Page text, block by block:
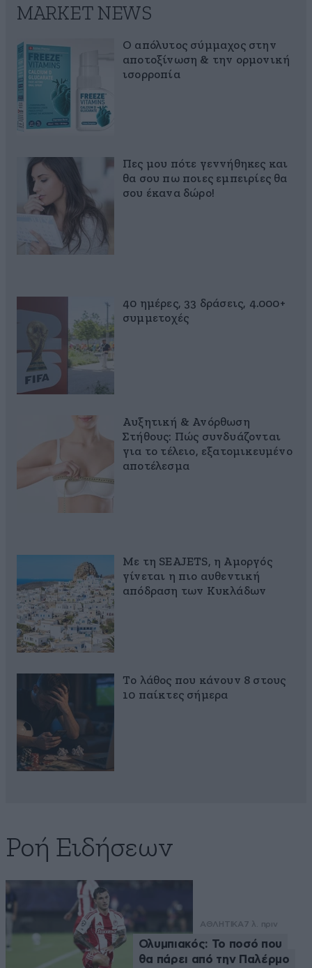
MARKET NEWS
Ο απόλυτος σύμμαχος στην
αποτοξίνωση & την ορμονική
ισορροπία
Πες μου πότε γεννήθηκες και
θα σου πω ποιες εμπειρίες θα
σου έκανα δώρο!
40 ημέρες, 33 δράσεις, 4.000+
συμμετοχές
Αυξητική & Ανόρθωση
Στήθους: Πώς συνδυάζονται
για το τέλειο, εξατομικευμένο
αποτέλεσμα
Με τη SEAJETS, η Αμοργός
γίνεται η πιο αυθεντική
απόδραση των Κυκλάδων
Το λάθος που κάνουν 8 στους
10 παίκτες σήμερα
Ροή Ειδήσεων
ΑΘΛΗΤΙΚΑ7 λ. πριν
Ολυμπιακός: Το ποσό που
θα πάρει από την Παλέρμο